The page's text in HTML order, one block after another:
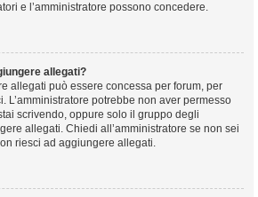
e l’amministratore possono concedere.
allegati?
allegati può essere concessa per forum, per
L’amministratore potrebbe non aver permesso
scrivendo, oppure solo il gruppo degli
allegati. Chiedi all’amministratore se non sei
riesci ad aggiungere allegati.